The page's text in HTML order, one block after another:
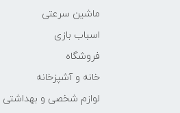
ماشین سرعتی
اسباب بازی
فروشگاه
خانه و آشپزخانه
لوازم شخصی و بهداشتی